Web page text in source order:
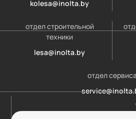
kolesa@inolta.by
отдел строительной
техники
lesa@inolta.by
отдел сервиса